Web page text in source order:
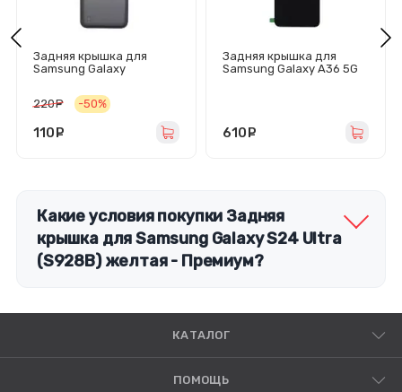
Задняя крышка для
Samsung Galaxy
220 руб.
-50%
110
Задняя крышка для
Samsung Galaxy A36 5G
610
Какие условия покупки Задняя
крышка для Samsung Galaxy S24 Ultra
(S928B) желтая - Премиум?
КАТАЛОГ
ПОМОЩЬ